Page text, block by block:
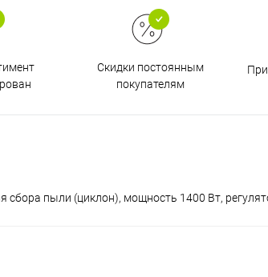
Скидки постоянным
покупателям
пыли (циклон), мощность 1400 Вт,